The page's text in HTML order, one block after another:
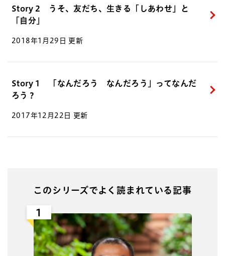
Story 2 うそ、友だち、生きる「しあわせ」と
「自分」
2018年1月29日 更新
Story 1 「なんだろう なんだろう」ってなんだ
ろう？
2017年12月22日 更新
このシリーズでよく読まれている記事
1